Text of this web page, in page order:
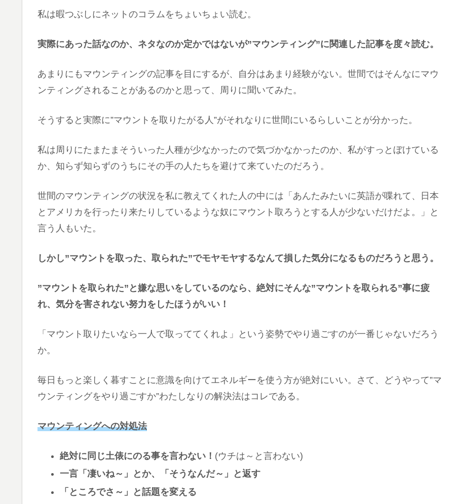
私は暇つぶしにネットのコラムをちょいちょい読む。
実際にあった話なのか、ネタなのか定かではないが”マウンティング”に関連した記事を度々読む。
あまりにもマウンティングの記事を目にするが、自分はあまり経験がない。世間ではそんなにマウ
ンティングされることがあるのかと思って、周りに聞いてみた。
そうすると実際に”マウントを取りたがる人”がそれなりに世間にいるらしいことが分かった。
私は周りにたまたまそういった人種が少なかったので気づかなかったのか、私がすっとぼけている
か、知らず知らずのうちにその手の人たちを避けて来ていたのだろう。
世間のマウンティングの状況を私に教えてくれた人の中には「あんたみたいに英語が喋れて、日本
とアメリカを行ったり来たりしているような奴にマウント取ろうとする人が少ないだけだよ。」と
言う人もいた。
しかし”マウントを取った、取られた”でモヤモヤするなんて損した気分になるものだろうと思う。
”マウントを取られた”と嫌な思いをしているのなら、絶対にそんな”マウントを取られる”事に疲
れ、気分を害されない努力をしたほうがいい！
「マウント取りたいなら一人で取っててくれよ」という姿勢でやり過ごすのが一番じゃないだろう
か。
毎日もっと楽しく暮すことに意識を向けてエネルギーを使う方が絶対にいい。さて、どうやって”マ
ウンティングをやり過ごすか”わたしなりの解決法はコレである。
マウンティングへの対処法
絶対に同じ土俵にのる事を言わない！ (ウチは～と言わない)
一言「凄いね～」とか、「そうなんだ～」と返す
「ところでさ～」と話題を変える